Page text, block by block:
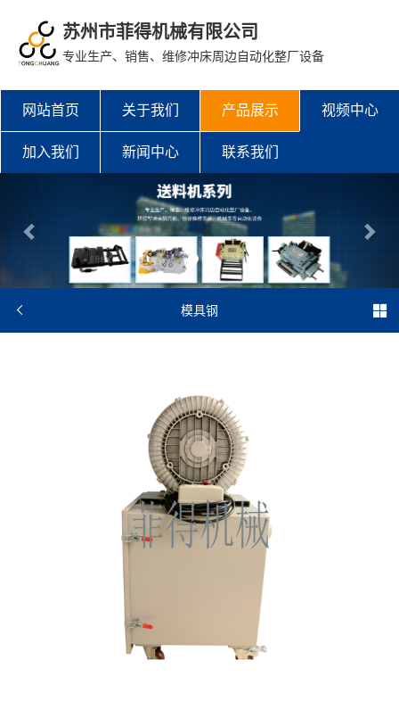
苏州市菲得机械有限公司
专业生产、销售、维修冲床周边自动化整厂设备
网站首页 关于我们 产品展示 视频中心
加入我们 新闻中心 联系我们
 模具钢 